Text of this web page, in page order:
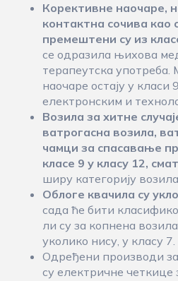
Корективне наочаре,
контактна сочива као
премештени су из
се одразила њихова
терапеутска
наочаре остају у класи
електронским и
Возила за хитне
ватрогасна возила,
чамци за спасавање
класе 9 у класу 12,
ширу категорију
Облоге квачила су
сада ће бити
ли су за копнена
уколико нису, у класу 7.
Одређени производи
су електричне четкице